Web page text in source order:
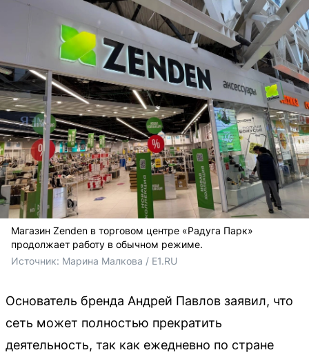
Магазин Zenden в торговом центре «Радуга Парк»
продолжает работу в обычном режиме.
Источник: Марина Малкова / E1.RU
Основатель бренда Андрей Павлов заявил, что
сеть может полностью прекратить
деятельность, так как ежедневно по стране